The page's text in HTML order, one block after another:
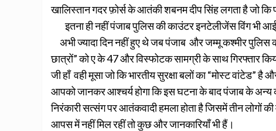
खालिस्तान गदर फ़ोर्स के आतंकी शबनम दीप सिंह लगता है जो कि
इतना ही नहीं पंजाब पुलिस की काउंटर इनटेलीजेंस विंग भी
अभी ज्यादा दिन नहीं हुए थे जब पंजाब और जम्मू कश्मीर
छात्रों” को ए के 47 और विस्फोटक सामग्री के साथ गिरफ्तार
जी हाँ वही मूसा जो कि भारतीय सुरक्षा बलों का “मोस्ट वांटेड”
आपको जानकर आश्चर्य होगा कि इस घटना के बाद पंजाब के
निरंकारी सत्संग पर आतंकवादी हमला होता है जिसमें तीन
आपस में नहीं मिल रहीं तो कुछ और जानकारियाँ भी हैं।